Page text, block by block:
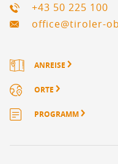
+43 50 225 100
office@tiroler-
ANREISE
ORTE
PROGRAMM